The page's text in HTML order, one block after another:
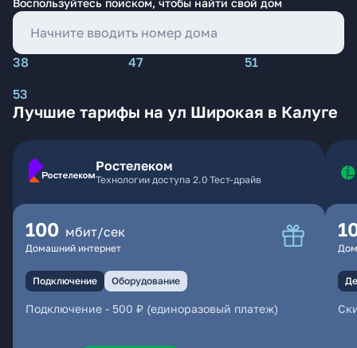
Воспользуйтесь поиском, чтобы найти свой дом
38 47
51
53
Лучшие тарифы на ул Широкая в Калуге
Ростелеком
Технологии доступа 2.0 Тест-драйв
100 мбит/сек
Домашний интернет
Подключение Оборудование
Подключение - 500 ₽ (единоразовый платеж)